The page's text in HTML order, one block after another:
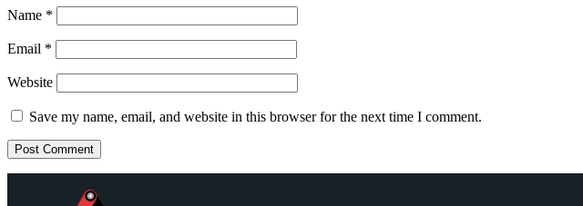
Name *
Email *
Website
Save my name, email, and website in this browser for the next time I comment.